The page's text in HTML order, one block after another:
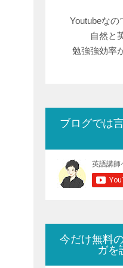
Youtubeなの
自然と
勉強強効率
ブログでは
今だけ無料
ガを